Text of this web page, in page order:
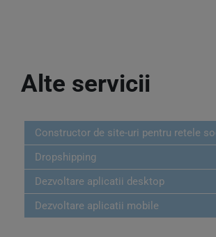
Alte servicii
Constructor de site-uri pentru retele
Dropshipping
Dezvoltare aplicatii desktop
Dezvoltare aplicatii mobile